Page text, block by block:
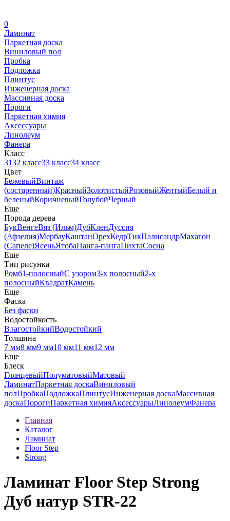
0
Ламинат
Паркетная доска
Виниловый пол
Пробка
Подложка
Плинтус
Инженерная доска
Массивная доска
Пороги
Паркетная химия
Аксессуары
Линолеум
Фанера
Класс
3132 класс33 класс34 класс
Цвет
БежевыйВинтаж
(состаренный)КрасныйЗолотистыйРозовыйЖелтыйБелый и
беленыйКоричневыйГолубойЧерный
Еще
Порода дерева
БукВенгеВяз (Ильм)ДубКленДуссия
(Афзелия)МербауКаштанОрехКедрТикПалисандрМахагон
(Сапеле)ЯсеньЯтобаПанга-пангаПихтаСосна
Еще
Тип рисунка
Ромб1-полосныйС узором3-х полосный2-х
полосныйКвадратКамень
Еще
Фаска
Без фаски
Водостойкость
ВлагостойкийВодостойкий
Толщина
7 мм8 мм9 мм10 мм11 мм12 мм
Еще
Блеск
ГлянцевыйПолуматовыйМатовый
ЛаминатПаркетная доскаВиниловый
полПробкаПодложкаПлинтусИнженерная доскаМассивная
доскаПорогиПаркетная химияАксессуарыЛинолеумФанера
Главная
Каталог
Ламинат
Floor Step
Strong
Ламинат Floor Step Strong
Дуб натур STR-22